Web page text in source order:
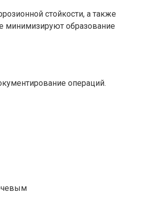
стойкости, а также
минимизируют образование
операций.